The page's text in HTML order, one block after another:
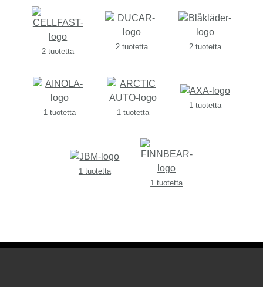
2 tuotetta
2 tuotetta 2 tuotetta
1 tuotetta 1 tuotetta
1 tuotetta
1 tuotetta
1 tuotetta